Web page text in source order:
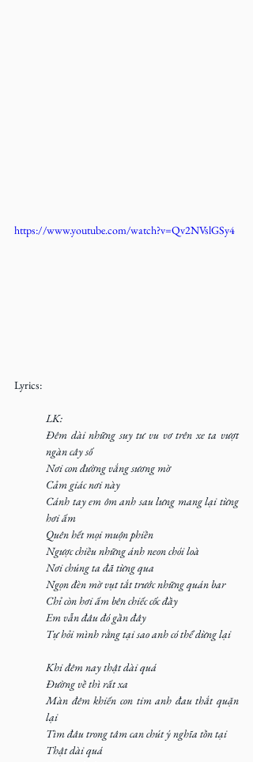
https://www.youtube.com/watch?v=Qv2NVslGSy4
Lyrics:
LK:
Đêm dài những suy tư vu vơ trên xe ta vượt
ngàn cây số
Nơi con đường vắng sương mờ
Cảm giác nơi này
Cánh tay em ôm anh sau lưng mang lại từng
hơi ấm
Quên hết mọi muộn phiền
Ngược chiều những ánh neon chói loà
Nơi chúng ta đã từng qua
Ngọn đèn mờ vụt tắt trước những quán bar
Chỉ còn hơi ấm bên chiếc cốc đầy
Em vẫn đâu đó gần đây
Tự hỏi mình rằng tại sao anh có thể dừng lại
Khi đêm nay thật dài quá
Đường về thì rất xa
Màn đêm khiến con tim anh đau thắt quặn
lại
Tìm đâu trong tâm can chút ý nghĩa tồn tại
Thật dài quá